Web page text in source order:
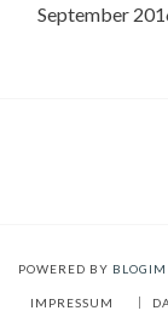
September
POWERED BY BLOGIM
IMPRESSUM